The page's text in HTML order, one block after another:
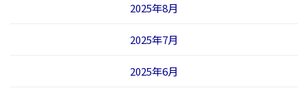
2025年8月
2025年7月
2025年6月